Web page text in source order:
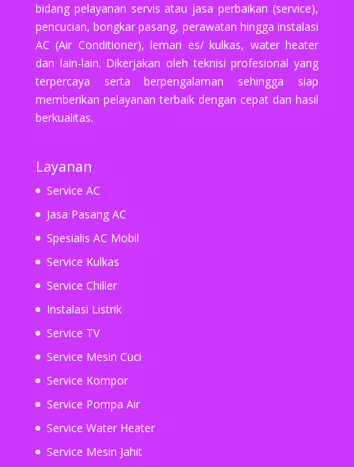
bidang pelayanan servis atau jasa perbaikan (service),
pencucian, bongkar pasang, perawatan hingga instalasi
AC (Air Conditioner), lemari es/ kulkas, water heater
dan lain-lain. Dikerjakan oleh teknisi profesional yang
terpercaya serta berpengalaman sehingga siap
memberikan pelayanan terbaik dengan cepat dan hasil
berkualitas.
Layanan
Service AC
Jasa Pasang AC
Spesialis AC Mobil
Service Kulkas
Service Chiller
Instalasi Listrik
Service TV
Service Mesin Cuci
Service Kompor
Service Pompa Air
Service Water Heater
Service Mesin Jahit